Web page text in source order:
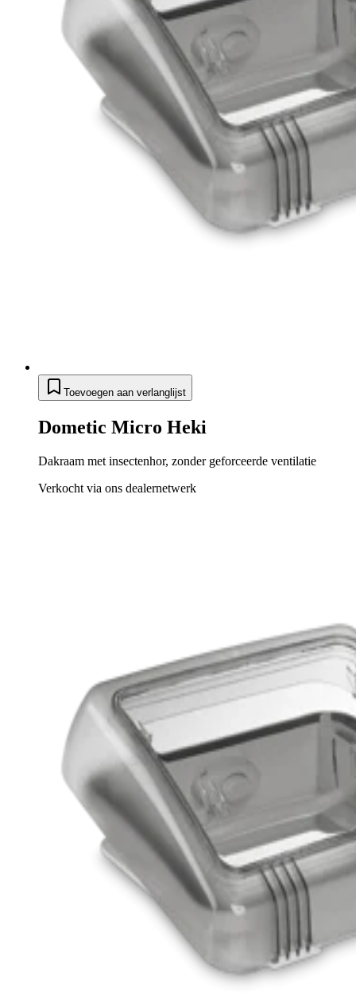
Toevoegen aan verlanglijst
Dometic Micro Heki
Dakraam met insectenhor, zonder geforceerde ventilatie
Verkocht via ons dealernetwerk